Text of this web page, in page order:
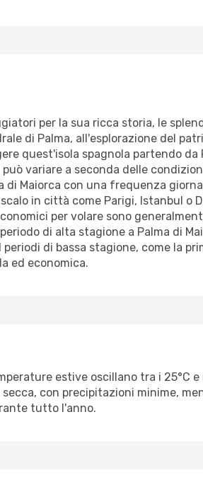
per la sua ricca storia, le
di Palma, all'esplorazione del
quest'isola spagnola partendo da
variare a seconda delle
di Maiorca con una frequenza
in città come Parigi, Istanbul o
per volare sono
di alta stagione a Palma di
di bassa stagione, come la
ed economica.
estive oscillano tra i 25°C e
con precipitazioni minime,
tutto l'anno.